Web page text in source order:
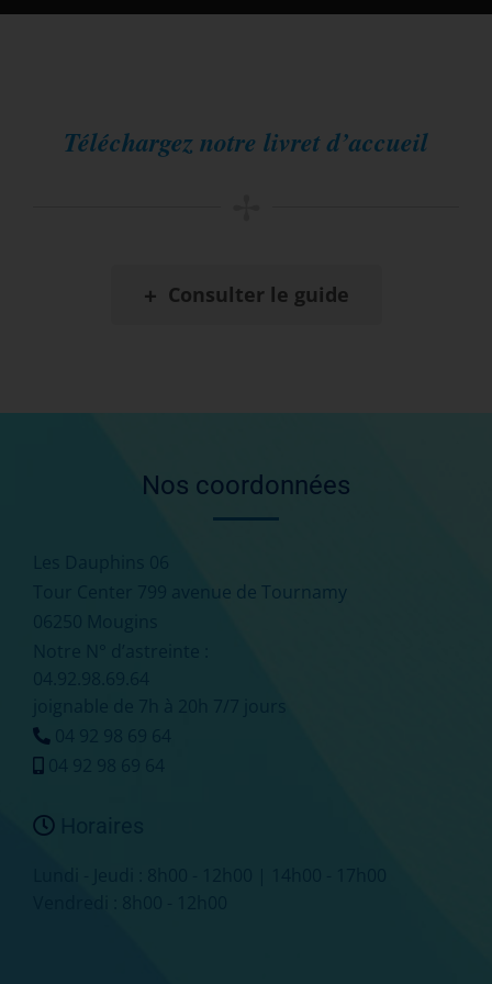
Téléchargez notre livret d’accueil
+ Consulter le guide
Nos coordonnées
Tour Center 799 avenue de Tournamy